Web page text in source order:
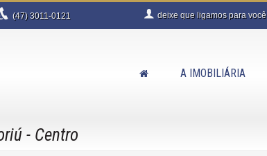
(47)3011-0121 deixe que ligamos para você
A IMOBILIÁRIA
- Centro